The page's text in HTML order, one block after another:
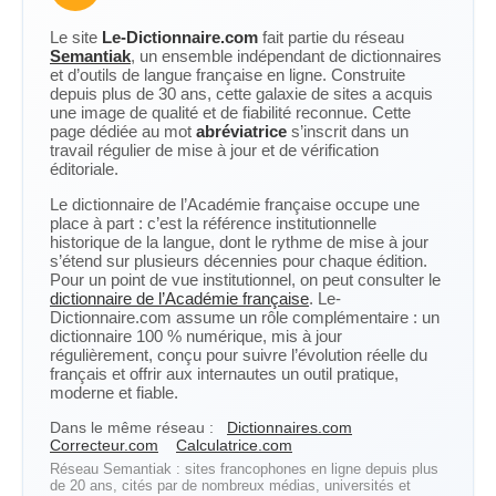
Le site Le-Dictionnaire.com fait partie du réseau
Semantiak, un ensemble indépendant de dictionnaires
et d’outils de langue française en ligne. Construite
depuis plus de 30 ans, cette galaxie de sites a acquis
une image de qualité et de fiabilité reconnue. Cette
page dédiée au mot abréviatrice s’inscrit dans un
travail régulier de mise à jour et de vérification
éditoriale.
Le dictionnaire de l’Académie française occupe une
place à part : c’est la référence institutionnelle
historique de la langue, dont le rythme de mise à jour
s’étend sur plusieurs décennies pour chaque édition.
Pour un point de vue institutionnel, on peut consulter le
dictionnaire de l’Académie française. Le-
Dictionnaire.com assume un rôle complémentaire : un
dictionnaire 100 % numérique, mis à jour
régulièrement, conçu pour suivre l’évolution réelle du
français et offrir aux internautes un outil pratique,
moderne et fiable.
Dans le même réseau :
Dictionnaires.com
Correcteur.com
Calculatrice.com
Réseau Semantiak : sites francophones en ligne depuis plus
de 20 ans, cités par de nombreux médias, universités et